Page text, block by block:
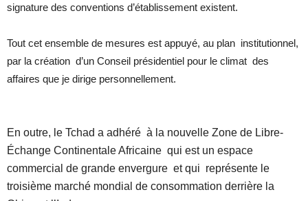
signature des conventions d’établissement existent.
Tout cet ensemble de mesures est appuyé, au plan institutionnel,
par la création d’un Conseil présidentiel pour le climat des
affaires que je dirige personnellement.
En outre, le Tchad a adhéré à la nouvelle Zone de Libre-
Échange Continentale Africaine qui est un espace
commercial de grande envergure et qui représente le
troisième marché mondial de consommation derrière la